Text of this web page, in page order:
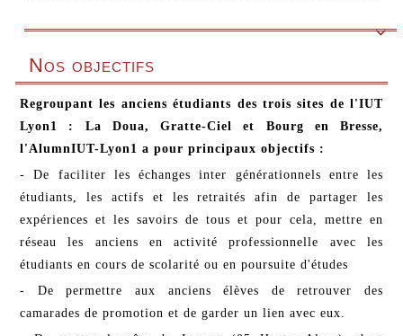

Nos objectifs
Regroupant les anciens étudiants des trois sites de l'IUT
Lyon1 : La Doua, Gratte-Ciel et Bourg en Bresse,
l'AlumnIUT-Lyon1 a pour principaux objectifs :
- De faciliter les échanges inter générationnels entre les
étudiants, les actifs et les retraités afin de partager les
expériences et les savoirs de tous et pour cela, mettre en
réseau les anciens en activité professionnelle avec les
étudiants en cours de scolarité ou en poursuite d'études
- De permettre aux anciens élèves de retrouver des
camarades de promotion et de garder un lien avec eux.